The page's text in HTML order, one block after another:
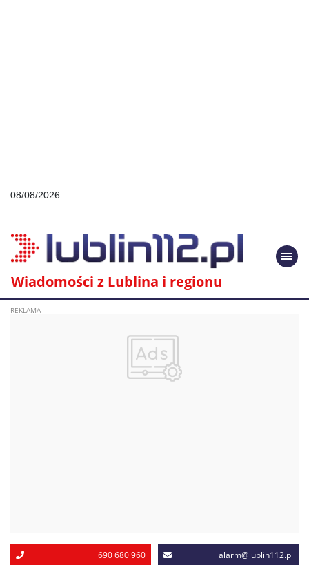
08/08/2026
Wiadomości z Lublina i regionu
690 680 960 alarm@lublin112.pl